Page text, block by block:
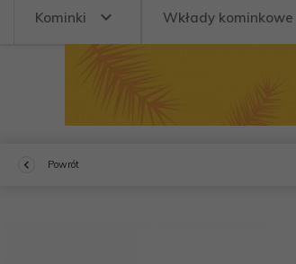
Kominki Wkłady kominkowe
Powrót